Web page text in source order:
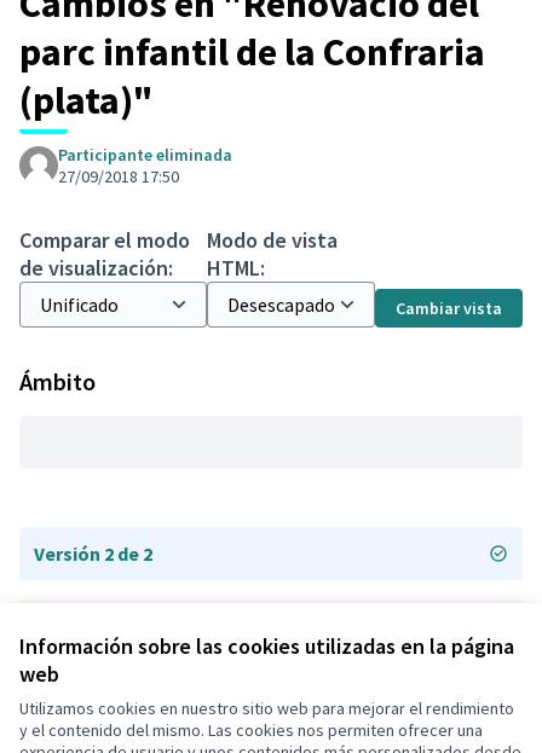
Información sobre las cookies utilizadas en la página
web
Utilizamos cookies en nuestro sitio web para mejorar el rendimiento
y el contenido del mismo. Las cookies nos permiten ofrecer una
parc infantil de la Confraria
(plata)"
Participante eliminada
27/09/2018 17:50
Comparar el modo
de visualización:
Modo de vista
HTML:
Cambiar vista
Ámbito
Versión 2 de 2
Términos y condiciones de uso
Configuración de cookies